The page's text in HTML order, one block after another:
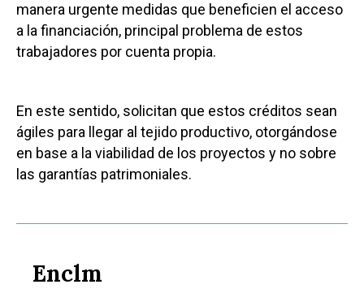
manera urgente medidas que beneficien el acceso
a la financiación, principal problema de estos
trabajadores por cuenta propia.
En este sentido, solicitan que estos créditos sean
ágiles para llegar al tejido productivo, otorgándose
en base a la viabilidad de los proyectos y no sobre
las garantías patrimoniales.
Enclm